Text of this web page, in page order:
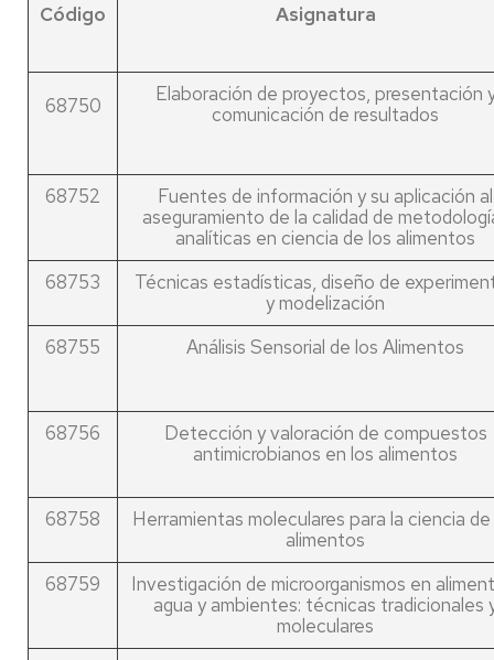
Código Asignatura
68750
Elaboración de proyectos, presentación
comunicación de resultados
68752
Fuentes de información y su aplicación al
aseguramiento de la calidad de
analíticas en ciencia de los alimentos
68753
Técnicas estadísticas, diseño de
y modelización
68755
Análisis Sensorial de los Alimentos
68756
Detección y valoración de compuestos
antimicrobianos en los alimentos
68758
Herramientas moleculares para la ciencia
alimentos
68759
Investigación de microorganismos en
agua y ambientes: técnicas tradicionales
moleculares